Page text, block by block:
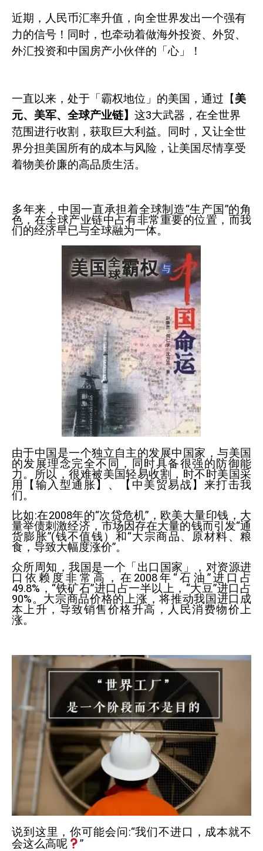
近期，人民币汇率升值，向全世界发出一个强有
力的信号！同时，也牵动着做海外投资、外贸、
外汇投资和中国房产小伙伴的「心」！
一直以来，处于「霸权地位」的美国，通过【美
元、美军、全球产业链】 这3大武器，在全世界
范围进行收割，获取巨大利益。同时，又让全世
界分担美国所有的成本与风险，让美国尽情享受
着物美价廉的高品质生活。
多年来，中国一直承担着全球制造“生产国”的角
色，在全球产业链中占有非常重要的位置，而我
们的经济早已与全球融为一体。
由于中国是一个独立自主的发展中国家，与美国
的发展理念完全不同，同时具备很强的防御能
力。所以，很难被美国轻易收割，时不时美国采
用【输入型通胀】、【中美贸易战】来打击我
们。
比如:在2008年的“次贷危机”，欧美大量印钱，大
量举债刺激经济，市场因存在大量的钱而引发“通
货膨胀”(钱不值钱）和“大宗商品、原材料、粮
食，导致大幅度涨价”。
众所周知，我国是一个「出口国家」，对资源进
口依赖度非常高，在 2008年“石油”进口占
49.8% ，“铁矿石”进口占一半以上，“大豆”进口占
90%。大宗商品价格的上涨，将推动我国进口成
本上升，导致销售价格升高，人民消费物价上
涨。
说到这里，你可能会问 :“我们不进口，成本就不
会这么高呢
”